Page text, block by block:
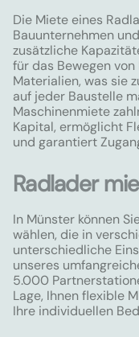
Die Miete eines
Bauunternehmen
zusätzliche
für das Bewegen
Materialien, was sie
auf jeder Baustelle
Maschinenmiete
Kapital, ermöglicht
und garantiert
Radlader
In Münster können
wählen, die in
unterschiedliche
unseres
5.000
Lage, Ihnen flexible
Ihre individuellen